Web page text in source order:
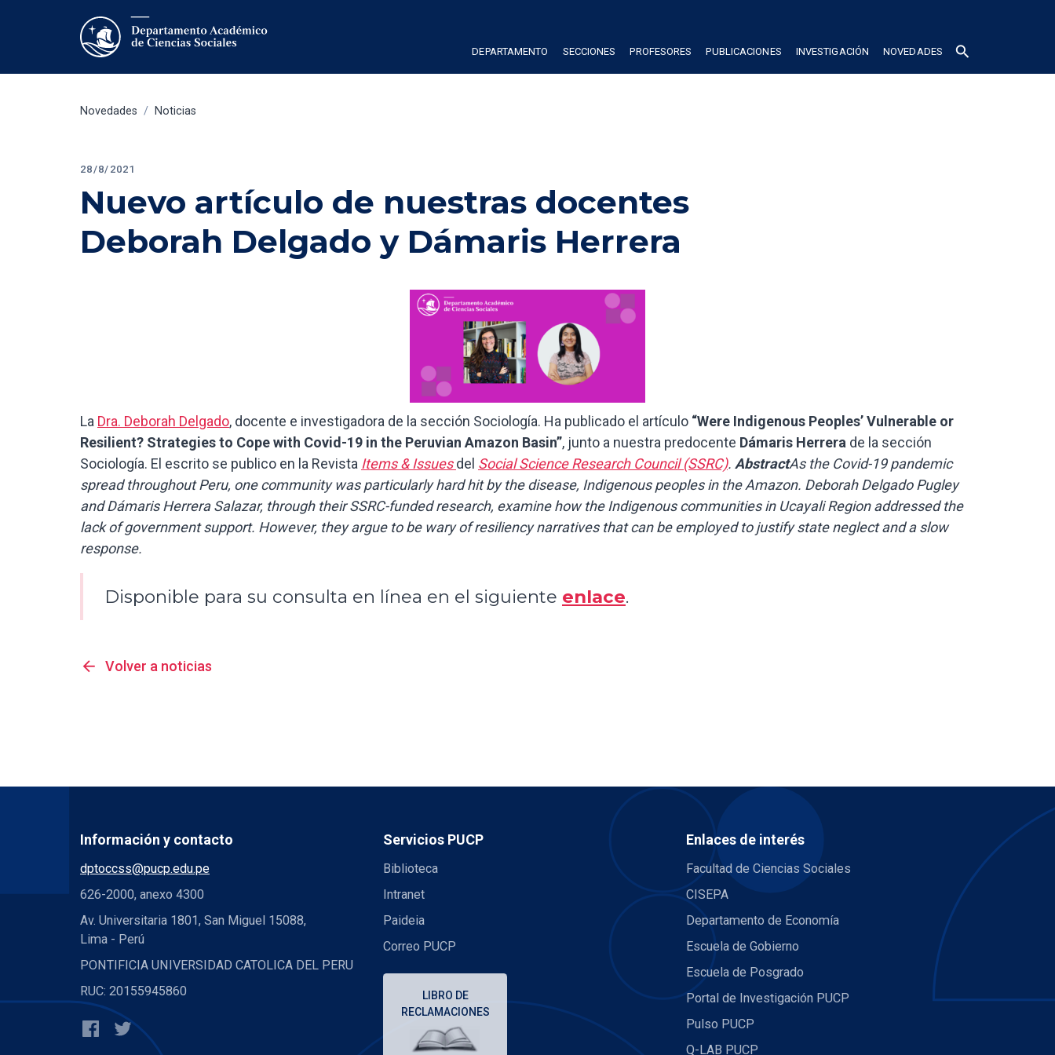
DEPARTAMENTO SECCIONES PROFESORES PUBLICACIONES INVESTIGACIÓN NOVEDADES search
Novedades / Noticias
28/8/2021
Nuevo artículo de nuestras docentes
Deborah Delgado y Dámaris Herrera
La Dra. Deborah Delgado, docente e investigadora de la sección Sociología. Ha publicado el artículo “Were Indigenous Peoples’ Vulnerable or
Resilient? Strategies to Cope with Covid-19 in the Peruvian Amazon Basin”, junto a nuestra predocente Dámaris Herrera de la sección
Sociología. El escrito se publico en la Revista Items & Issues del Social Science Research Council (SSRC). AbstractAs the Covid-19 pandemic
spread throughout Peru, one community was particularly hard hit by the disease, Indigenous peoples in the Amazon. Deborah Delgado Pugley
and Dámaris Herrera Salazar, through their SSRC-funded research, examine how the Indigenous communities in Ucayali Region addressed the
lack of government support. However, they argue to be wary of resiliency narratives that can be employed to justify state neglect and a slow
response.
Disponible para su consulta en línea en el siguiente enlace.
arrow_back Volver a noticias
Información y contacto
dptoccss@pucp.edu.pe
626-2000, anexo 4300
Av. Universitaria 1801, San Miguel 15088,
Lima - Perú
PONTIFICIA UNIVERSIDAD CATOLICA DEL PERU
RUC: 20155945860
Servicios PUCP
Biblioteca
Intranet
Paideia
Correo PUCP
LIBRO DE
RECLAMACIONES
Enlaces de interés
Facultad de Ciencias Sociales
CISEPA
Departamento de Economía
Escuela de Gobierno
Escuela de Posgrado
Portal de Investigación PUCP
Pulso PUCP
Q-LAB PUCP